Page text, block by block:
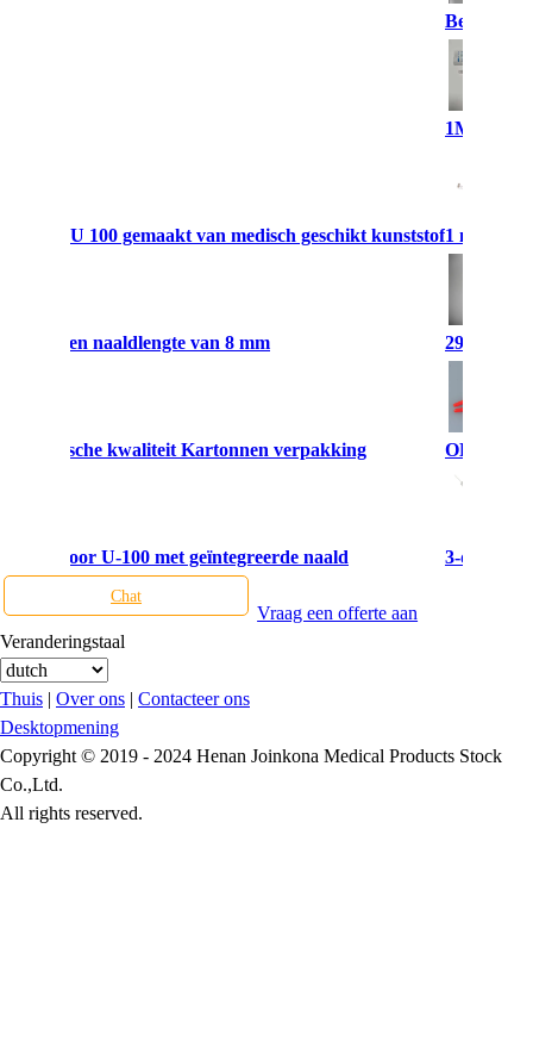
U 100 gemaakt van medisch geschikt kunststof
met een naaldlengte van 8 mm
Medische kwaliteit Kartonnen verpakking
voor U-100 met geïntegreerde naald
1ML
1 ml niet-
29 Gauge
OEM
3-delige
Chat
Vraag een offerte aan
Veranderingstaal
Thuis | Over ons | Contacteer ons
Desktopmening
Copyright © 2019 - 2024 Henan Joinkona Medical Products Stock
Co.,Ltd.
All rights reserved.